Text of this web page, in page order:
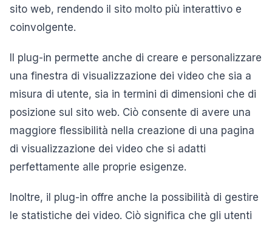
sito web, rendendo il sito molto più interattivo e
coinvolgente.
Il plug-in permette anche di creare e personalizzare
una finestra di visualizzazione dei video che sia a
misura di utente, sia in termini di dimensioni che di
posizione sul sito web. Ciò consente di avere una
maggiore flessibilità nella creazione di una pagina
di visualizzazione dei video che si adatti
perfettamente alle proprie esigenze.
Inoltre, il plug-in offre anche la possibilità di gestire
le statistiche dei video. Ciò significa che gli utenti